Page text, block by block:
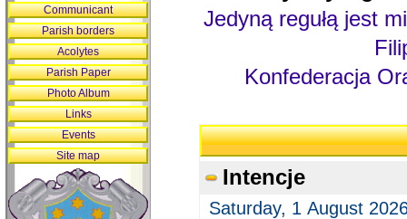
Jedyną regułą jest
Konfederacja
Intencje
Saturday, 1 August
Communicant
Parish borders
Acolytes
Parish Paper
Photo Album
Links
Events
Site map